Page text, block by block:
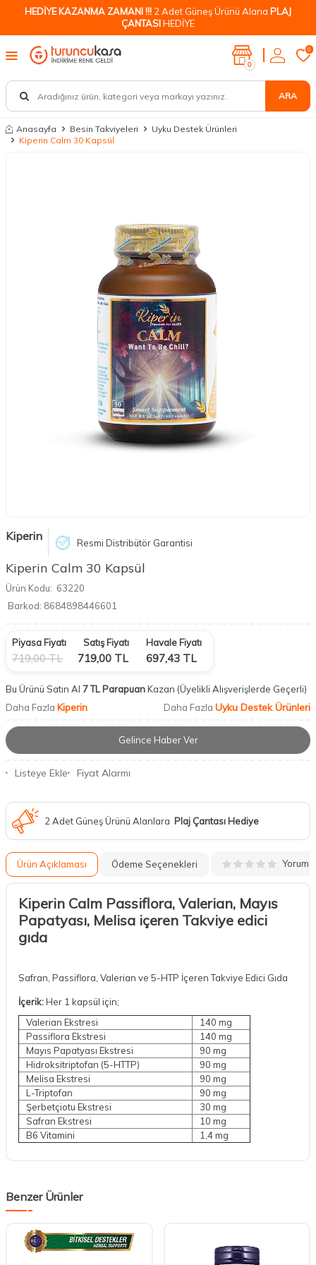
HEDİYE KAZANMA ZAMANI !!! 2 Adet Güneş Ürünü Alana PLAJ
ÇANTASIHEDİYE
ARA
0
0
Anasayfa Besin Takviyeleri
Uyku Destek Ürünleri
Kiperin Calm 30 Kapsül
Kiperin Resmi Distribütör Garantisi
Kiperin Calm 30 Kapsül
Ürün Kodu: 63220
Barkod: 8684898446601
Piyasa Fiyatı
719,00TL
Satış Fiyatı
719,00 TL
Havale Fiyatı
697,43 TL
Bu Ürünü Satın Al 7 TL ParapuanKazan (Üyelikli Alışverişlerde Geçerli)
Daha Fazla Kiperin Daha Fazla Uyku Destek Ürünleri
Gelince Haber Ver
Listeye Ekle Fiyat Alarmı
2 Adet Güneş Ürünü Alanlara Plaj Çantası Hediye
Ürün Açıklaması Ödeme Seçenekleri Yorum
Kiperin Calm Passiflora, Valerian, Mayıs
Papatyası, Melisa içeren Takviye edici
gıda
Safran, Passiflora, Valerian ve 5-HTP İçeren Takviye Edici Gıda
İçerik:Her 1 kapsül için;
Valerian Ekstresi
140 mg
Passiflora Ekstresi
140 mg
Mayıs Papatyası Ekstresi
90 mg
Hidroksitriptofan (5-HTTP)
90 mg
Melisa Ekstresi
90 mg
L-Triptofan
90 mg
Şerbetçiotu Ekstresi
30 mg
Safran Ekstresi
10 mg
B6 Vitamini
1,4 mg
Benzer Ürünler